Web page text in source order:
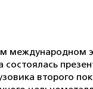
международном
состоялась
второго